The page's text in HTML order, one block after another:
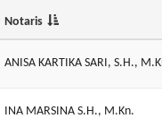
Notaris
ANISA KARTIKA SARI, S.H.,
INA MARSINA S.H., M.Kn.